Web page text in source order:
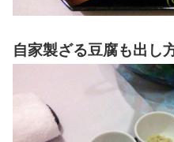
自家製ざる豆腐も出し